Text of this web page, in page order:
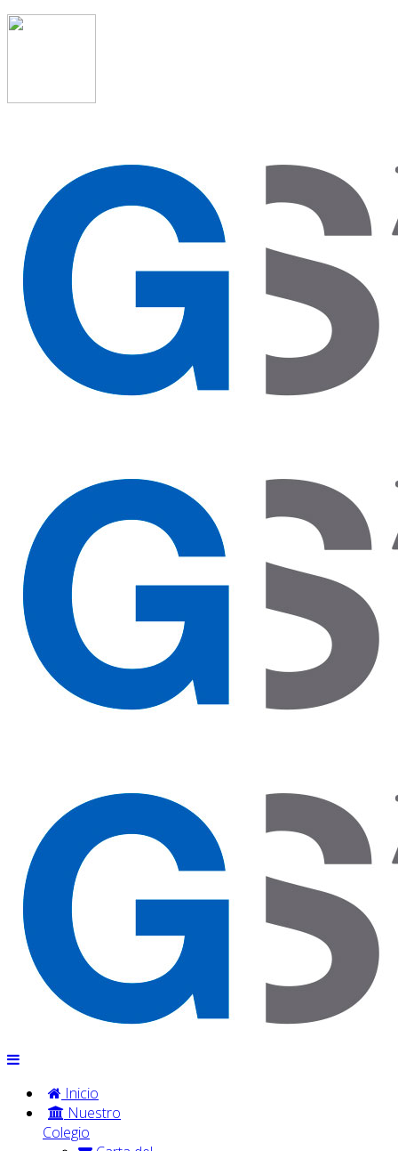
Inicio
Nuestro
Colegio